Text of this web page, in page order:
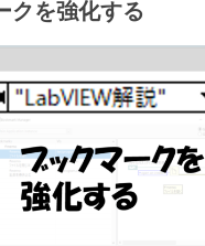
クを強化する